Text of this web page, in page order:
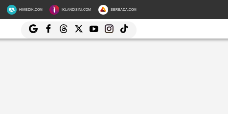
HIMEDIK.COM IKLANDISINI.COM SERBADA.COM